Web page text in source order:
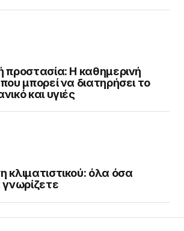
προστασία: Η καθημερινή
μπορεί να διατηρήσει το
και υγιές
κλιματιστικού: όλα όσα
γνωρίζετε